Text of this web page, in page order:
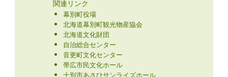
関連リンク
幕別町役場
北海道幕別町観光物産協会
北海道文化財団
自治総合センター
音更町文化センター
帯広市民文化ホール
士別市あさひサンライズホール